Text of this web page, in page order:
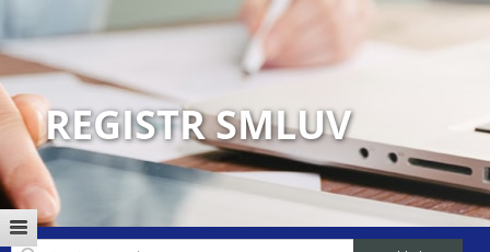
REGISTR SMLUV